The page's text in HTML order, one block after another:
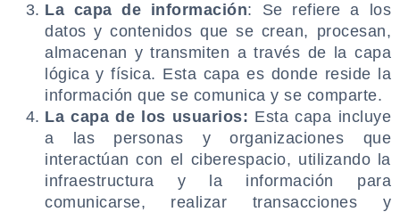
La capa de información: Se refiere a los
datos y contenidos que se crean, procesan,
almacenan y transmiten a través de la capa
lógica y física. Esta capa es donde reside la
información que se comunica y se comparte.
La capa de los usuarios: Esta capa incluye
a las personas y organizaciones que
interactúan con el ciberespacio, utilizando la
infraestructura y la información para
comunicarse, realizar transacciones y